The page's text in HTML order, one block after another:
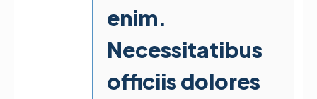
enim.
Necessitatibus
officiis dolores